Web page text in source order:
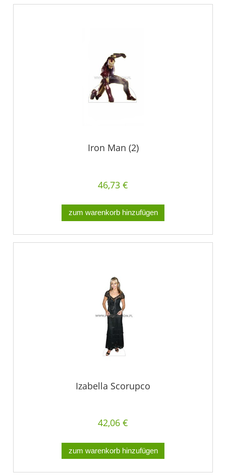
Iron Man (2)
46,73 €
zum warenkorb hinzufügen
Izabella Scorupco
42,06 €
zum warenkorb hinzufügen